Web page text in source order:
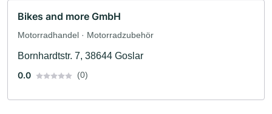
Bikes and more GmbH
Motorradhandel · Motorradzubehör
Bornhardtstr. 7, 38644 Goslar
0.0
(0)